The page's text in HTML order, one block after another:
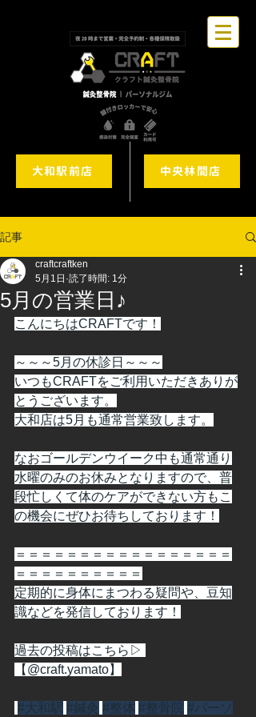
大和駅前店 中央林間店
記事
5月の営業日♪
craftcraftken
5月1日 読了時間: 1分
こんにちはCRAFTです！
～～～5月の休診日～～～
いつもCRAFTをご利用いただきありが
とうございます。
大和店は5月も通常営業致します。
なおゴールデンウイーク中も通常通り
水曜のみのお休みとなりますので、普
段忙しくて体のケアができない方もこ
の機会にぜひお待ちしております！
＝＝＝＝＝＝＝＝＝＝＝＝＝＝＝＝＝
＝＝＝＝＝＝＝＝＝＝
定期的に身体にまつわる疑問や、豆知
識などを発信しております！
過去の投稿はこちら▷
【@craft.yamato】
#大和駅 #鍼灸 #整体 #整骨院 #パーソ